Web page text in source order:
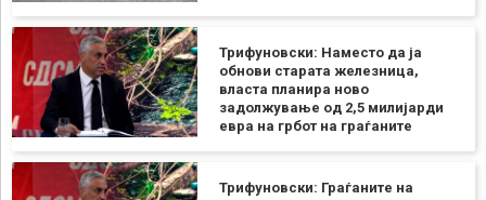
Трифуновски: Наместо да ја
обнови старата железница,
власта планира ново
задолжување од 2,5 милијарди
евра на грбот на граѓаните
Трифуновски: Граѓаните на